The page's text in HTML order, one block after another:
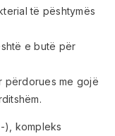
të pështymës
e butë për
përdorues me gojë
), kompleks